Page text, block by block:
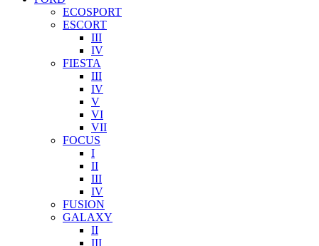
ECOSPORT
ESCORT
III
IV
FIESTA
III
IV
V
VI
VII
FOCUS
I
II
III
IV
FUSION
GALAXY
II
III